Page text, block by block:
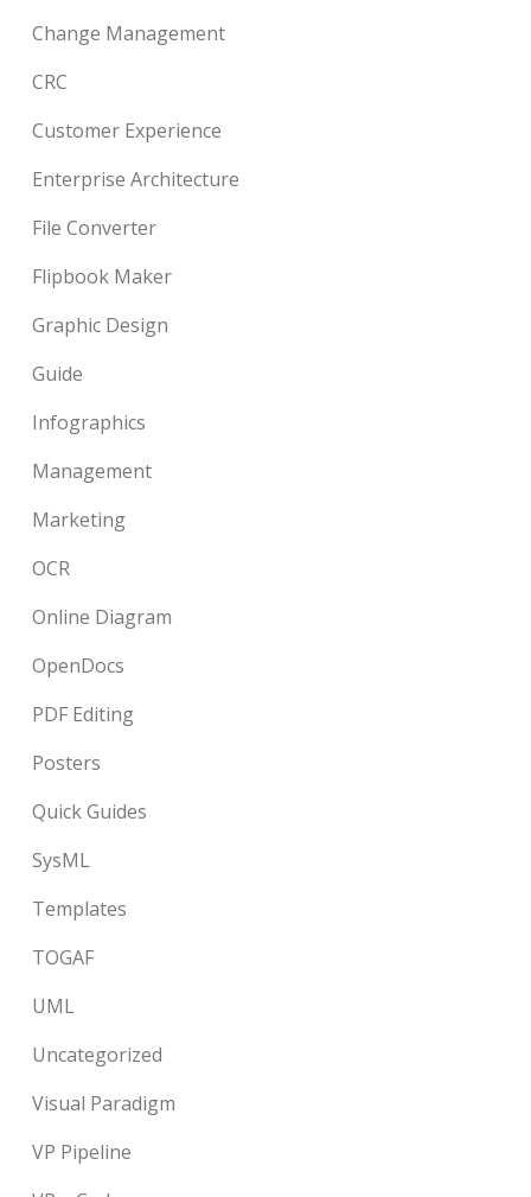
Change Management
CRC
Customer Experience
Enterprise Architecture
File Converter
Flipbook Maker
Graphic Design
Guide
Infographics
Management
Marketing
OCR
Online Diagram
OpenDocs
PDF Editing
Posters
Quick Guides
SysML
Templates
TOGAF
UML
Uncategorized
Visual Paradigm
VP Pipeline